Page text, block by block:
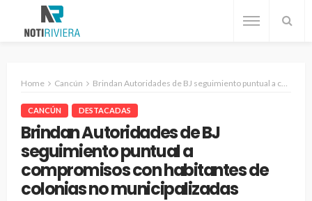
Home Cancún Brindan Autoridades de BJ seguimiento puntual a compromisos con habitantes de colonias no municipalizadas
CANCÚN DESTACADAS
Brindan Autoridades de BJ
seguimiento puntual a
compromisos con habitantes de
colonias no municipalizadas